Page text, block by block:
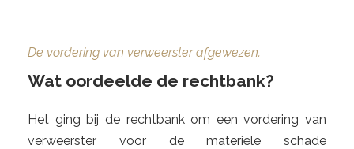
De vordering van verweerster afgewezen.
Wat oordeelde de rechtbank?
Het ging bij de rechtbank om een vordering van
verweerster voor de materiële schade